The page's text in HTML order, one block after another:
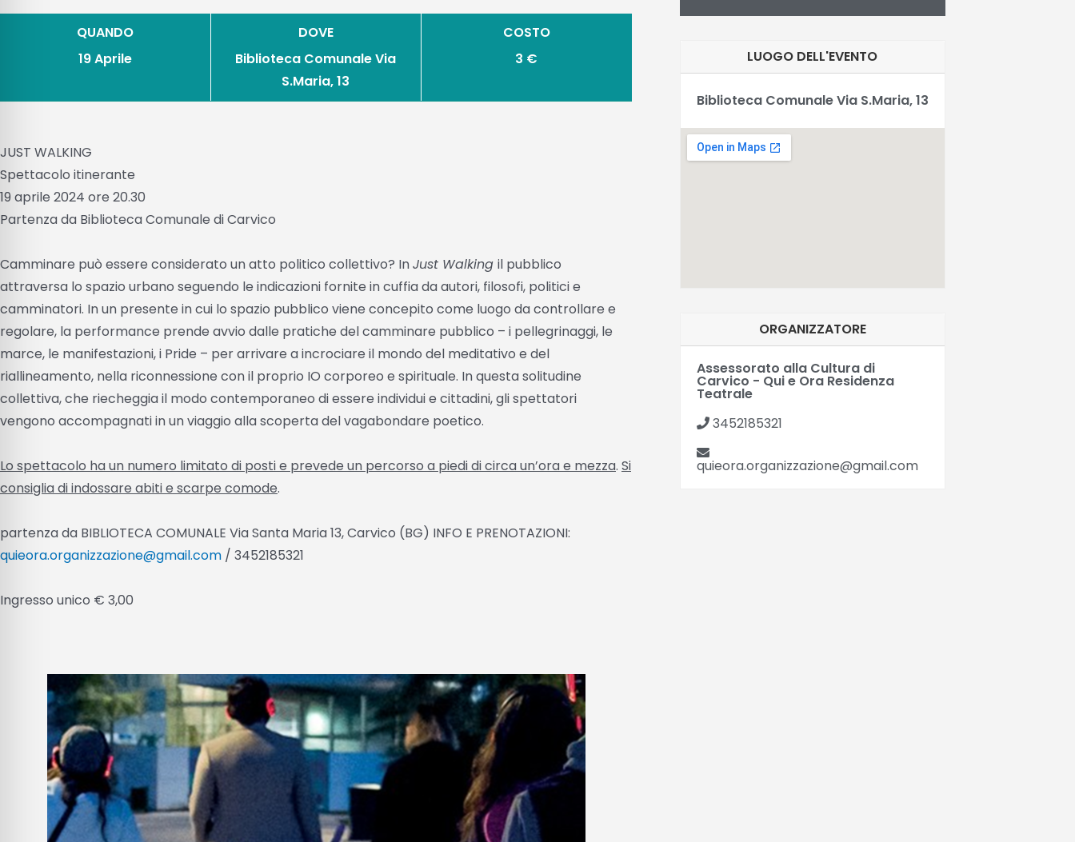
QUANDO
19 Aprile
DOVE
Biblioteca Comunale Via
S.Maria, 13
COSTO
3 €
JUST WALKING
Spettacolo itinerante
19 aprile 2024 ore 20.30
Partenza da Biblioteca Comunale di Carvico
Camminare può essere considerato un atto politico collettivo? InJust Walking il pubblico
attraversa lo spazio urbano seguendo le indicazioni fornite in cuffia da autori, filosofi, politici e
camminatori. In un presente in cui lo spazio pubblico viene concepito come luogo da controllare e
regolare, la performance prende avvio dalle pratiche del camminare pubblico – i pellegrinaggi, le
marce, le manifestazioni, i Pride – per arrivare a incrociare il mondo del meditativo e del
riallineamento, nella riconnessione con il proprio IO corporeo e spirituale. In questa solitudine
collettiva, che riecheggia il modo contemporaneo di essere individui e cittadini, gli spettatori
vengono accompagnati in un viaggio alla scoperta del vagabondare poetico.
Lo spettacolo ha un numero limitato di posti e prevede un percorso a piedi di circa un’ora e mezza. Si
consiglia di indossare abiti e scarpe comode.
partenza da BIBLIOTECA COMUNALE Via Santa Maria 13, Carvico (BG) INFO E PRENOTAZIONI:
quieora.organizzazione@gmail.com / 3452185321
Ingresso unico € 3,00
LUOGO DELL'EVENTO
Biblioteca Comunale Via S.Maria, 13
ORGANIZZATORE
Assessorato alla Cultura di
Carvico - Qui e Ora Residenza
Teatrale
3452185321
quieora.organizzazione@gmail.com